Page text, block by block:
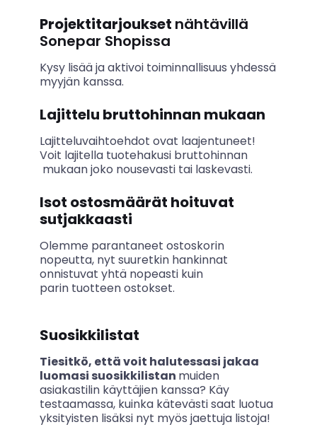
Projektitarjoukset nähtävillä
Sonepar Shopissa
Kysy lisää ja aktivoi toiminnallisuus yhdessä
myyjän kanssa.
Lajittelu bruttohinnan mukaan
Lajitteluvaihtoehdot ovat laajentuneet!
Voit lajitella tuotehakusi bruttohinnan
mukaan joko nousevasti tai laskevasti.
Isot ostosmäärät hoituvat
sutjakkaasti
Olemme parantaneet ostoskorin
nopeutta, nyt suuretkin hankinnat
onnistuvat yhtä nopeasti kuin
parin tuotteen ostokset.
Suosikkilistat
Tiesitkö, että voit halutessasi jakaa
luomasi suosikkilistan muiden
asiakastilin käyttäjien kanssa? Käy
testaamassa, kuinka kätevästi saat luotua
yksityisten lisäksi nyt myös jaettuja listoja!